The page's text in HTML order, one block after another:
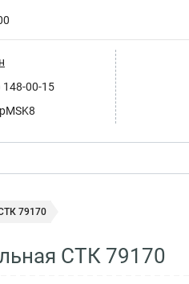
148-00-15
79170
СТК 79170